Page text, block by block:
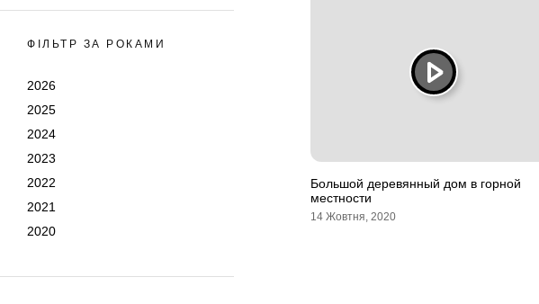
ФІЛЬТР ЗА РОКАМИ
2026
2025
2024
2023
2022
2021
2020
Большой деревянный дом в горной
местности
14 Жовтня, 2020